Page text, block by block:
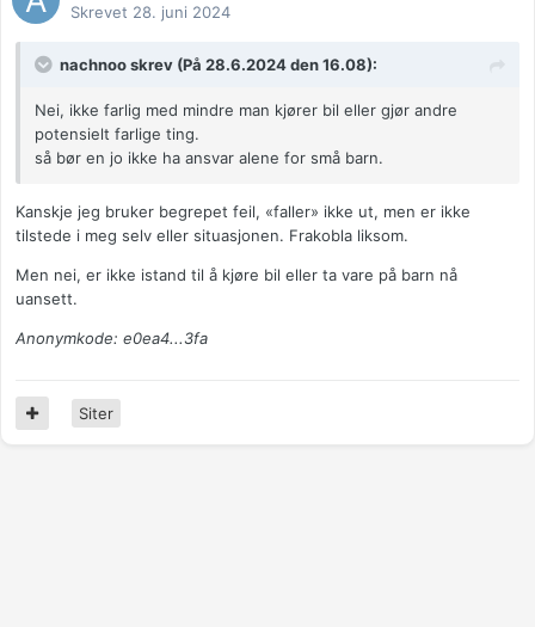
Skrevet 28. juni 2024
nachnoo skrev (På 28.6.2024 den 16.08):
Nei, ikke farlig med mindre man kjører bil eller gjør andre
potensielt farlige ting.
så bør en jo ikke ha ansvar alene for små barn.
Kanskje jeg bruker begrepet feil, «faller» ikke ut, men er ikke
tilstede i meg selv eller situasjonen. Frakobla liksom.
Men nei, er ikke istand til å kjøre bil eller ta vare på barn nå
uansett.
Anonymkode: e0ea4...3fa
Siter